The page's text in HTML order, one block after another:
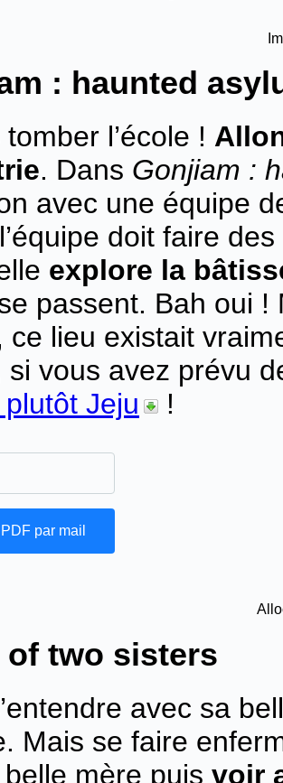
: haunted
l’école !
. Dans Gonjiam :
avec une équipe
doit faire
explore la
passent. Bah oui
ce lieu existait
si vous avez prévu
Jeju
!
of two sisters
avec sa
Mais se faire
mère puis voir